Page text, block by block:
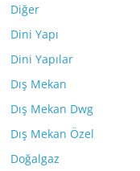
Diğer
Dini Yapı
Dini Yapılar
Dış Mekan
Dış Mekan Dwg
Dış Mekan Özel
Doğalgaz